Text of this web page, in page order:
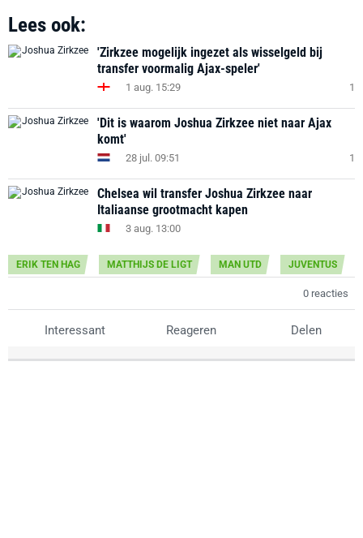
Lees ook:
'Zirkzee mogelijk ingezet als wisselgeld bij
transfer voormalig Ajax-speler'
1 aug. 15:29 1
'Dit is waarom Joshua Zirkzee niet naar Ajax
komt'
28 jul. 09:51 1
Chelsea wil transfer Joshua Zirkzee naar
Italiaanse grootmacht kapen
3 aug. 13:00
ERIK TEN HAG MATTHIJS DE LIGT MAN UTD JUVENTUS
0 reacties
Interessant Reageren Delen